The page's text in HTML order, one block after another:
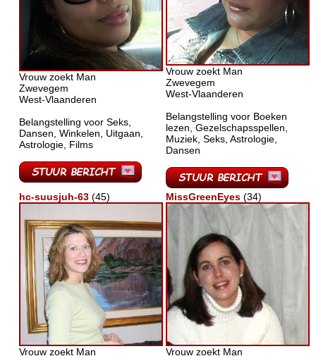
Vrouw zoekt Man
Zwevegem
West-Vlaanderen
Belangstelling voor Seks,
Dansen, Winkelen, Uitgaan,
Astrologie, Films
Vrouw zoekt Man
Zwevegem
West-Vlaanderen
Belangstelling voor Boeken
lezen, Gezelschapsspellen,
Muziek, Seks, Astrologie,
Dansen
hc-suusjuh-63 (45)
Vrouw zoekt Man
MissGreenEyes (34)
Vrouw zoekt Man